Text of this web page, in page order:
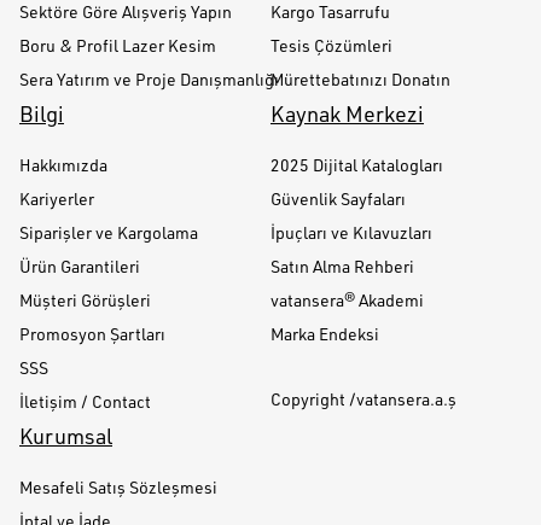
Sektöre Göre Alışveriş Yapın
Boru & Profil Lazer Kesim
Sera Yatırım ve Proje Danışmanlığı
Kargo Tasarrufu
Tesis Çözümleri
Mürettebatınızı Donatın
Bilgi
Hakkımızda
Kariyerler
Siparişler ve Kargolama
Ürün Garantileri
Müşteri Görüşleri
Promosyon Şartları
SSS
İletişim / Contact
Kaynak Merkezi
2025 Dijital Katalogları
Güvenlik Sayfaları
İpuçları ve Kılavuzları
Satın Alma Rehberi
vatansera® Akademi
Marka Endeksi
Copyright /vatansera.a.ş
Kurumsal
Mesafeli Satış Sözleşmesi
İptal ve İade